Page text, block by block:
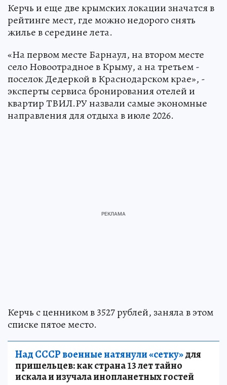
Керчь и еще две крымских локации значатся в
рейтинге мест, где можно недорого снять
жилье в середине лета.
«На первом месте Барнаул, на втором месте
село Новоотрадное в Крыму, а на третьем -
поселок Дедеркой в Краснодарском крае», -
эксперты сервиса бронирования отелей и
квартир ТВИЛ.РУ назвали самые экономные
направления для отдыха в июле 2026.
Керчь с ценником в 3527 рублей, заняла в этом
списке пятое место.
Над СССР военные натянули «сетку»для
пришельцев: как страна 13 лет тайно
искала и изучала инопланетных гостей